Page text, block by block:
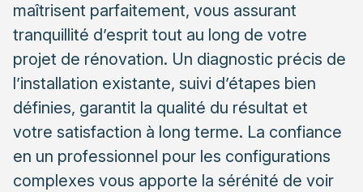
maîtrisent parfaitement, vous assurant
tranquillité d’esprit tout au long de votre
projet de rénovation. Un diagnostic précis de
l’installation existante, suivi d’étapes bien
définies, garantit la qualité du résultat et
votre satisfaction à long terme. La confiance
en un professionnel pour les configurations
complexes vous apporte la sérénité de voir
Gestion des cas particuliers et difficultés
courantes
Finitions après la dépose et préparation à une
nouvelle installation
Rebouchage et réparation des surfaces
Préparation pour une future installation
Quand faire appel à un professionnel qualifié